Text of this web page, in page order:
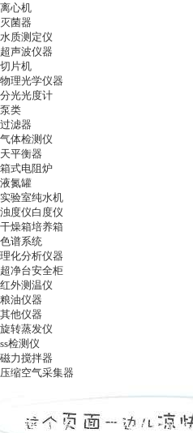
离心机
灭菌器
水质测定仪
超声波仪器
切片机
物理光学仪器
分光光度计
泵类
过滤器
气体检测仪
天平衡器
箱式电阻炉
液氮罐
实验室纯水机
浊度仪白度仪
干燥箱培养箱
色谱系统
理化分析仪器
超净台安全柜
红外测温仪
粮油仪器
其他仪器
旋转蒸发仪
ss检测仪
磁力搅拌器
压缩空气采集器
ag凯发k8国际 | 关于ag凯发k8国际